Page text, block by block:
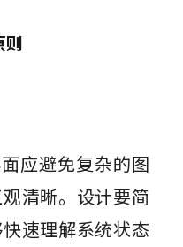
则
应避免复杂的图
清晰。设计要简
速理解系统状态